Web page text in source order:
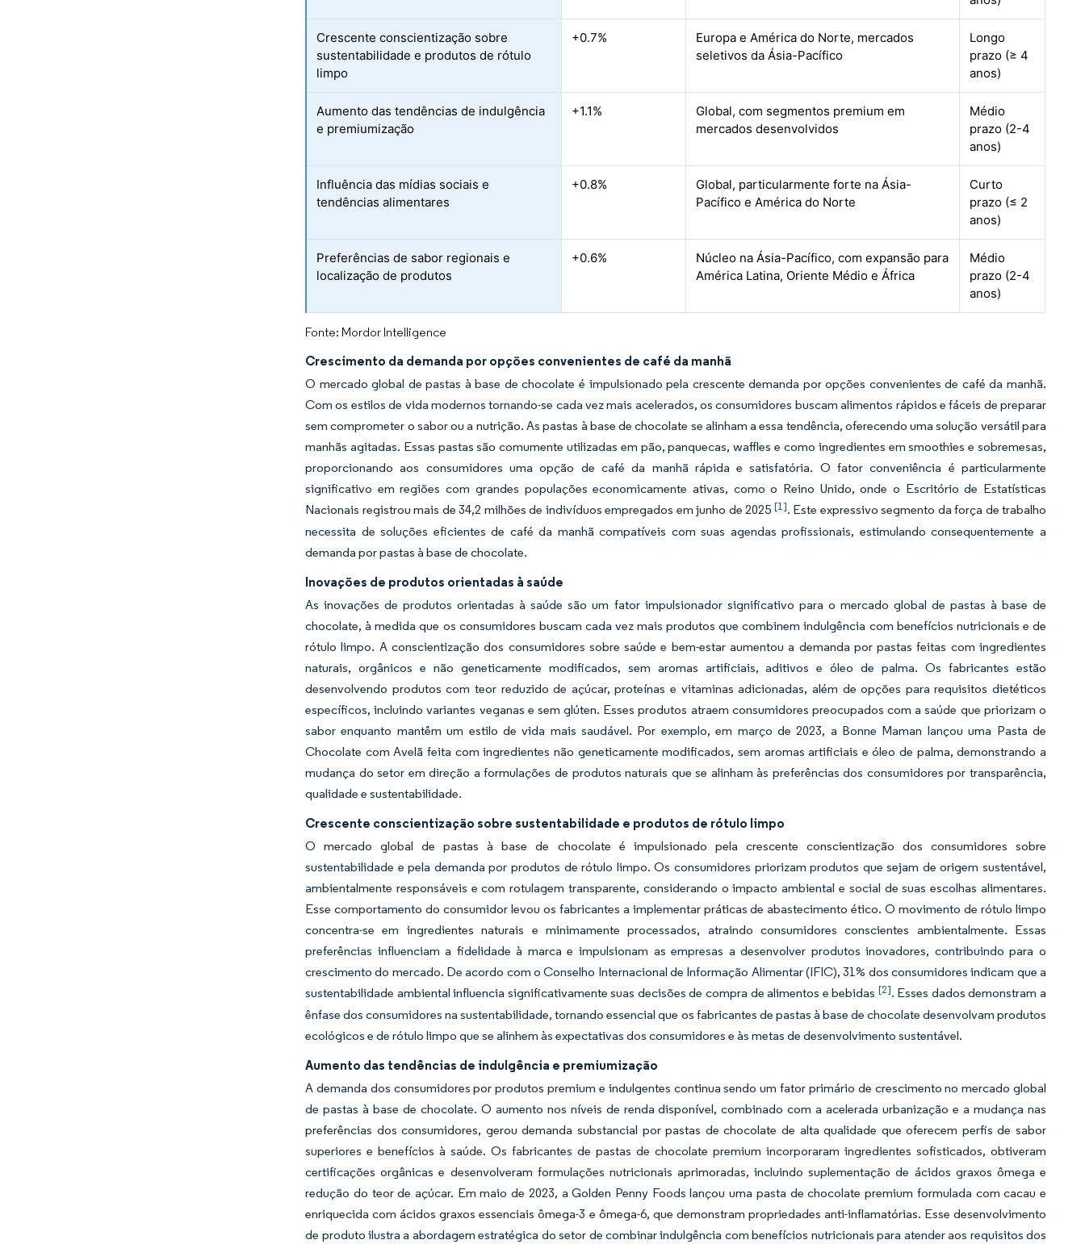
Crescente conscientização sobre
sustentabilidade e produtos de rótulo
limpo
+0.7%
Europa e América do Norte, mercados
seletivos da Ásia-Pacífico
Longo
prazo (≥ 4
anos)
Aumento das tendências de indulgência
e premiumização
+1.1%
Global, com segmentos premium em
mercados desenvolvidos
Médio
prazo (2-4
anos)
Influência das mídias sociais e
tendências alimentares
+0.8%
Global, particularmente forte na Ásia-
Pacífico e América do Norte
Curto
prazo (≤ 2
anos)
Preferências de sabor regionais e
localização de produtos
+0.6%
Núcleo na Ásia-Pacífico, com expansão para
América Latina, Oriente Médio e África
Médio
prazo (2-4
anos)
Fonte: Mordor Intelligence
Crescimento da demanda por opções convenientes de café da manhã
O mercado global de pastas à base de chocolate é impulsionado pela crescente demanda por opções convenientes de café da manhã.
Com os estilos de vida modernos tornando-se cada vez mais acelerados, os consumidores buscam alimentos rápidos e fáceis de preparar
sem comprometer o sabor ou a nutrição. As pastas à base de chocolate se alinham a essa tendência, oferecendo uma solução versátil para
manhãs agitadas. Essas pastas são comumente utilizadas em pão, panquecas, waffles e como ingredientes em smoothies e sobremesas,
proporcionando aos consumidores uma opção de café da manhã rápida e satisfatória. O fator conveniência é particularmente
significativo em regiões com grandes populações economicamente ativas, como o Reino Unido, onde o Escritório de Estatísticas
Nacionais registrou mais de 34,2 milhões de indivíduos empregados em junho de 2025 [1]. Este expressivo segmento da força de trabalho
necessita de soluções eficientes de café da manhã compatíveis com suas agendas profissionais, estimulando consequentemente a
demanda por pastas à base de chocolate.
Inovações de produtos orientadas à saúde
As inovações de produtos orientadas à saúde são um fator impulsionador significativo para o mercado global de pastas à base de
chocolate, à medida que os consumidores buscam cada vez mais produtos que combinem indulgência com benefícios nutricionais e de
rótulo limpo. A conscientização dos consumidores sobre saúde e bem-estar aumentou a demanda por pastas feitas com ingredientes
naturais, orgânicos e não geneticamente modificados, sem aromas artificiais, aditivos e óleo de palma. Os fabricantes estão
desenvolvendo produtos com teor reduzido de açúcar, proteínas e vitaminas adicionadas, além de opções para requisitos dietéticos
específicos, incluindo variantes veganas e sem glúten. Esses produtos atraem consumidores preocupados com a saúde que priorizam o
sabor enquanto mantêm um estilo de vida mais saudável. Por exemplo, em março de 2023, a Bonne Maman lançou uma Pasta de
Chocolate com Avelã feita com ingredientes não geneticamente modificados, sem aromas artificiais e óleo de palma, demonstrando a
mudança do setor em direção a formulações de produtos naturais que se alinham às preferências dos consumidores por transparência,
qualidade e sustentabilidade.
Crescente conscientização sobre sustentabilidade e produtos de rótulo limpo
O mercado global de pastas à base de chocolate é impulsionado pela crescente conscientização dos consumidores sobre
sustentabilidade e pela demanda por produtos de rótulo limpo. Os consumidores priorizam produtos que sejam de origem sustentável,
ambientalmente responsáveis e com rotulagem transparente, considerando o impacto ambiental e social de suas escolhas alimentares.
Esse comportamento do consumidor levou os fabricantes a implementar práticas de abastecimento ético. O movimento de rótulo limpo
concentra-se em ingredientes naturais e minimamente processados, atraindo consumidores conscientes ambientalmente. Essas
preferências influenciam a fidelidade à marca e impulsionam as empresas a desenvolver produtos inovadores, contribuindo para o
crescimento do mercado. De acordo com o Conselho Internacional de Informação Alimentar (IFIC), 31% dos consumidores indicam que a
sustentabilidade ambiental influencia significativamente suas decisões de compra de alimentos e bebidas [2]. Esses dados demonstram a
ênfase dos consumidores na sustentabilidade, tornando essencial que os fabricantes de pastas à base de chocolate desenvolvam produtos
ecológicos e de rótulo limpo que se alinhem às expectativas dos consumidores e às metas de desenvolvimento sustentável.
Aumento das tendências de indulgência e premiumização
A demanda dos consumidores por produtos premium e indulgentes continua sendo um fator primário de crescimento no mercado global
de pastas à base de chocolate. O aumento nos níveis de renda disponível, combinado com a acelerada urbanização e a mudança nas
preferências dos consumidores, gerou demanda substancial por pastas de chocolate de alta qualidade que oferecem perfis de sabor
superiores e benefícios à saúde. Os fabricantes de pastas de chocolate premium incorporaram ingredientes sofisticados, obtiveram
certificações orgânicas e desenvolveram formulações nutricionais aprimoradas, incluindo suplementação de ácidos graxos ômega e
redução do teor de açúcar. Em maio de 2023, a Golden Penny Foods lançou uma pasta de chocolate premium formulada com cacau e
enriquecida com ácidos graxos essenciais ômega-3 e ômega-6, que demonstram propriedades anti-inflamatórias. Esse desenvolvimento
de produto ilustra a abordagem estratégica do setor de combinar indulgência com benefícios nutricionais para atender aos requisitos dos